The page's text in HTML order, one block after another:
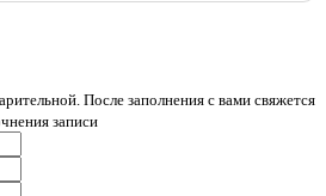
После заполнения с вами свяжется
записи